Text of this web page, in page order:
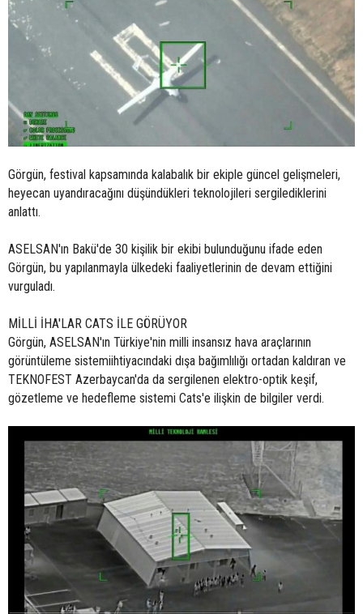
Görgün, festival kapsamında kalabalık bir ekiple güncel gelişmeleri,
heyecan uyandıracağını düşündükleri teknolojileri sergilediklerini
anlattı.
ASELSAN'ın Bakü'de 30 kişilik bir ekibi bulunduğunu ifade eden
Görgün, bu yapılanmayla ülkedeki faaliyetlerinin de devam ettiğini
vurguladı.
MİLLİ İHA'LAR CATS İLE GÖRÜYOR
Görgün, ASELSAN'ın Türkiye'nin milli insansız hava araçlarının
görüntüleme sistemiihtiyacındaki dışa bağımlılığı ortadan kaldıran ve
TEKNOFEST Azerbaycan'da da sergilenen elektro-optik keşif,
gözetleme ve hedefleme sistemi Cats'e ilişkin de bilgiler verdi.